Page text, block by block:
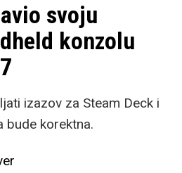
svoju
konzolu
izazov za Steam Deck i
bude korektna.